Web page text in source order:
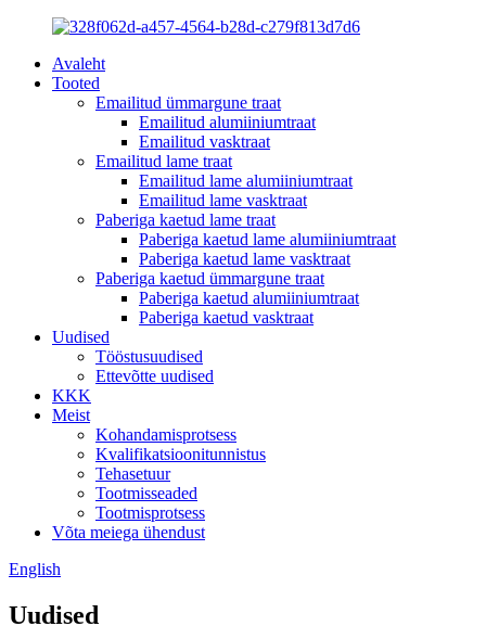
Avaleht
Tooted
Emailitud ümmargune traat
Emailitud alumiiniumtraat
Emailitud vasktraat
Emailitud lame traat
Emailitud lame alumiiniumtraat
Emailitud lame vasktraat
Paberiga kaetud lame traat
Paberiga kaetud lame alumiiniumtraat
Paberiga kaetud lame vasktraat
Paberiga kaetud ümmargune traat
Paberiga kaetud alumiiniumtraat
Paberiga kaetud vasktraat
Uudised
Tööstusuudised
Ettevõtte uudised
KKK
Meist
Kohandamisprotsess
Kvalifikatsioonitunnistus
Tehasetuur
Tootmisseaded
Tootmisprotsess
Võta meiega ühendust
English
Uudised